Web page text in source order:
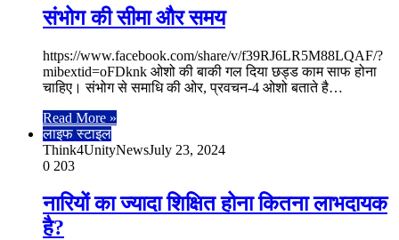
संभोग की सीमा और समय
https://www.facebook.com/share/v/f39RJ6LR5M88LQAF/?
mibextid=oFDknk ओशो की बाकी गल दिया छड्ड काम साफ होना
चाहिए। संभोग से समाधि की ओर, प्रवचन-4 ओशो बताते है…
Read More »
लाइफ स्टाइल
Think4UnityNewsJuly 23, 2024
0 203
नारियों का ज्यादा शिक्षित होना कितना लाभदायक
है?